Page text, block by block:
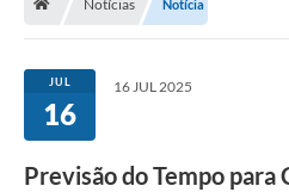
Notícias Notícia
JUL
16
16 JUL 2025
Previsão do Tempo para o